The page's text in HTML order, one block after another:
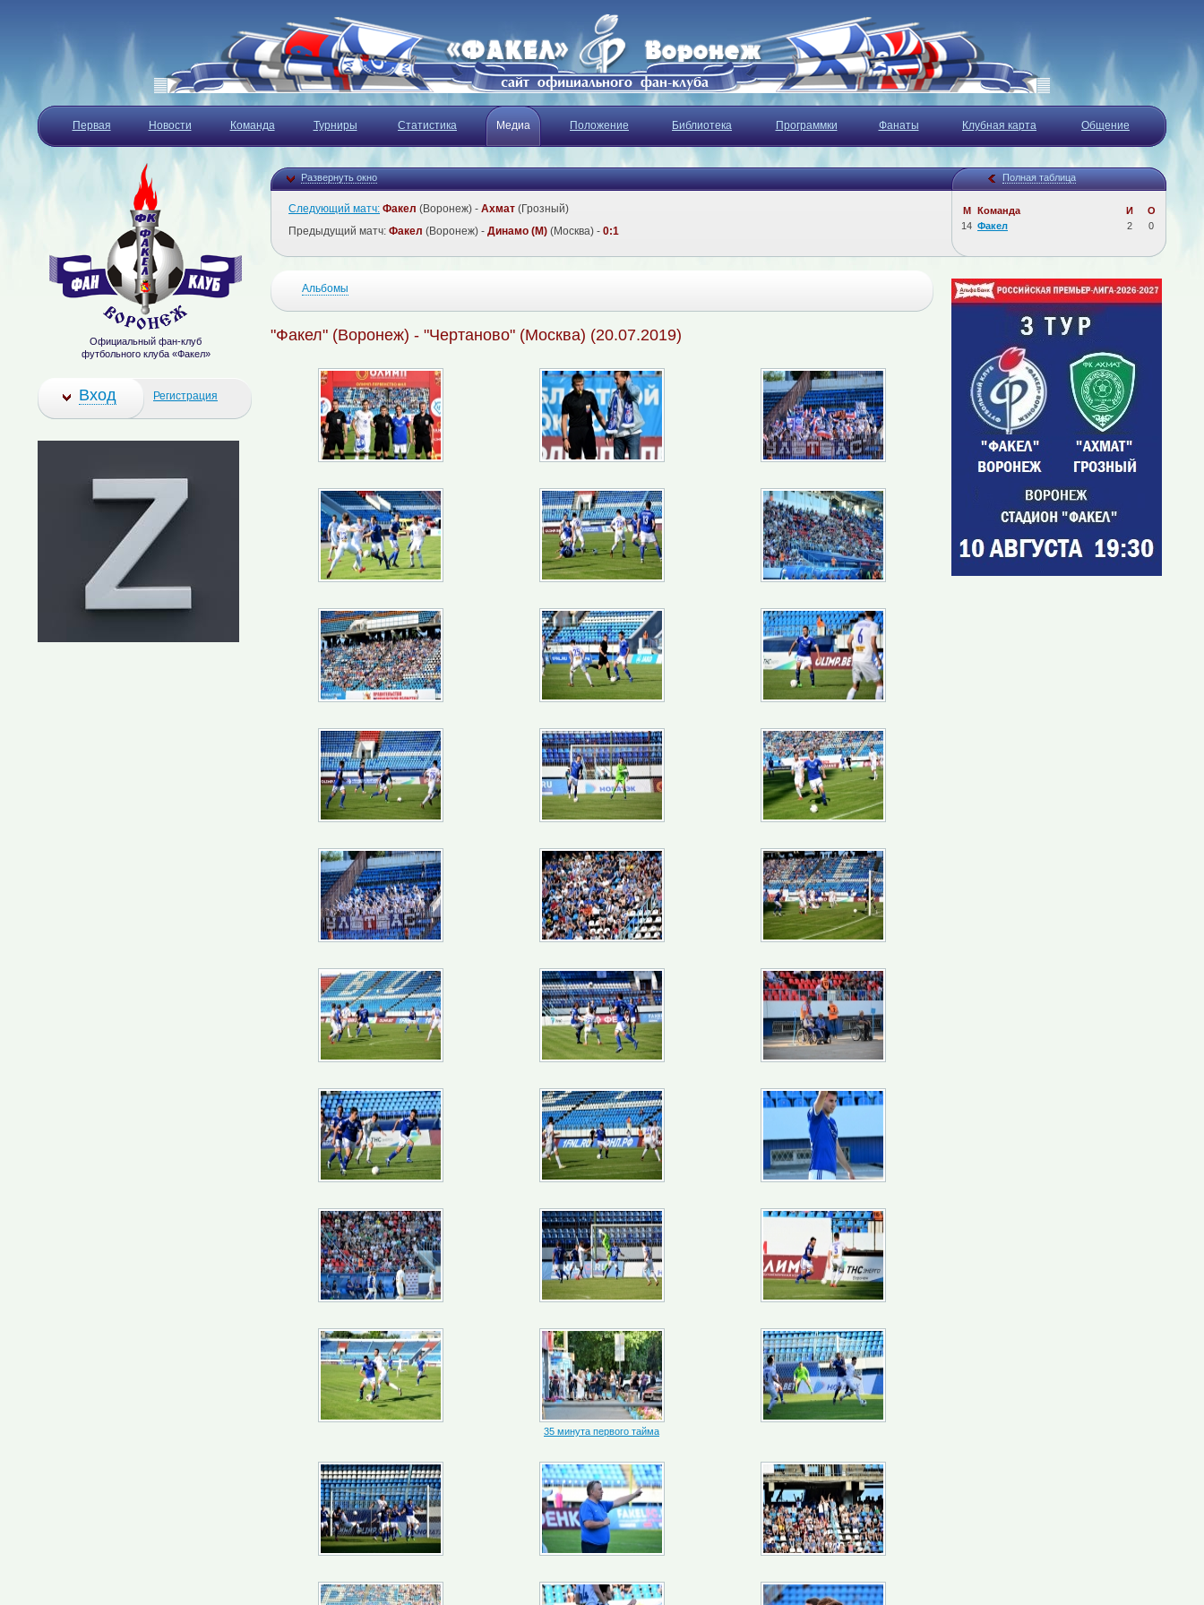
Первая Новости Команда Турниры Статистика Медиа Положение Библиотека Программки Фанаты Клубная карта Общение
Развернуть окно Полная таблица
М Команда И
О
14 Факел 2 0
Следующий матч: Факел (Воронеж) - Ахмат (Грозный)
Предыдущий матч: Факел (Воронеж) - Динамо (М) (Москва) - 0:1
Альбомы
"Факел" (Воронеж) - "Чертаново" (Москва) (20.07.2019)
35 минута первого тайма
Официальный фан-клуб
футбольного клуба «Факел»
Вход Регистрация